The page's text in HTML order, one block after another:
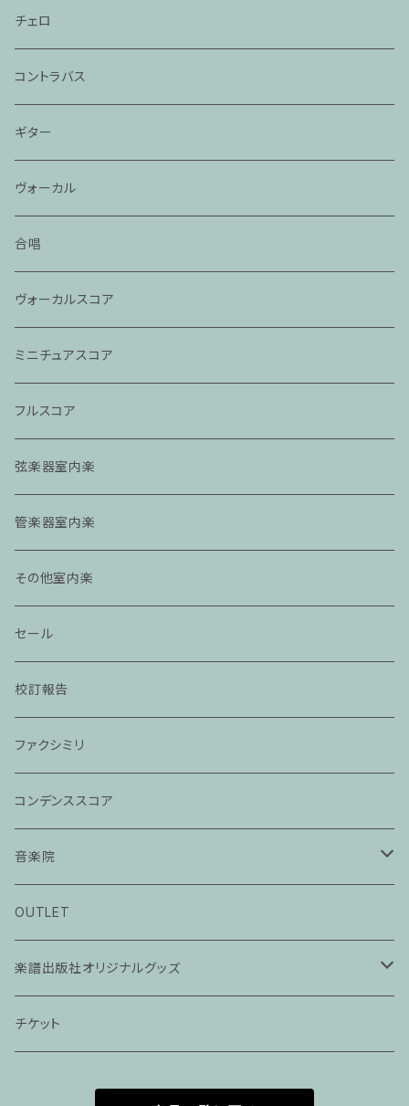
チェロ
コントラバス
ギター
ヴォーカル
合唱
ヴォーカルスコア
ミニチュアスコア
フルスコア
弦楽器室内楽
管楽器室内楽
その他室内楽
セール
校訂報告
ファクシミリ
コンデンススコア
音楽院
ピアノ科３０分レッスン
ピアノ科４５分レッスン
家族割プラン
OUTLET
楽譜出版社オリジナルグッズ
アパレル
チケット